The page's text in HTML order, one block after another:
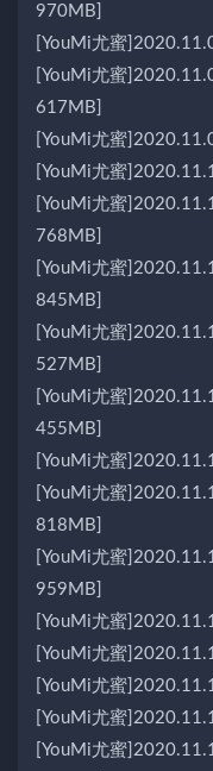
970MB]
[YouMi尤蜜
[YouMi尤蜜
617MB]
[YouMi尤蜜
[YouMi尤蜜
[YouMi尤蜜
768MB]
[YouMi尤蜜
845MB]
[YouMi尤蜜
527MB]
[YouMi尤蜜
455MB]
[YouMi尤蜜
[YouMi尤蜜
818MB]
[YouMi尤蜜
959MB]
[YouMi尤蜜
[YouMi尤蜜
[YouMi尤蜜
[YouMi尤蜜
[YouMi尤蜜